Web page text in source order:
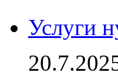
Услуги